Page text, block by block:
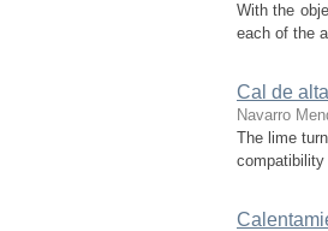
With the
each of the
Cal de
Navarro
The lime